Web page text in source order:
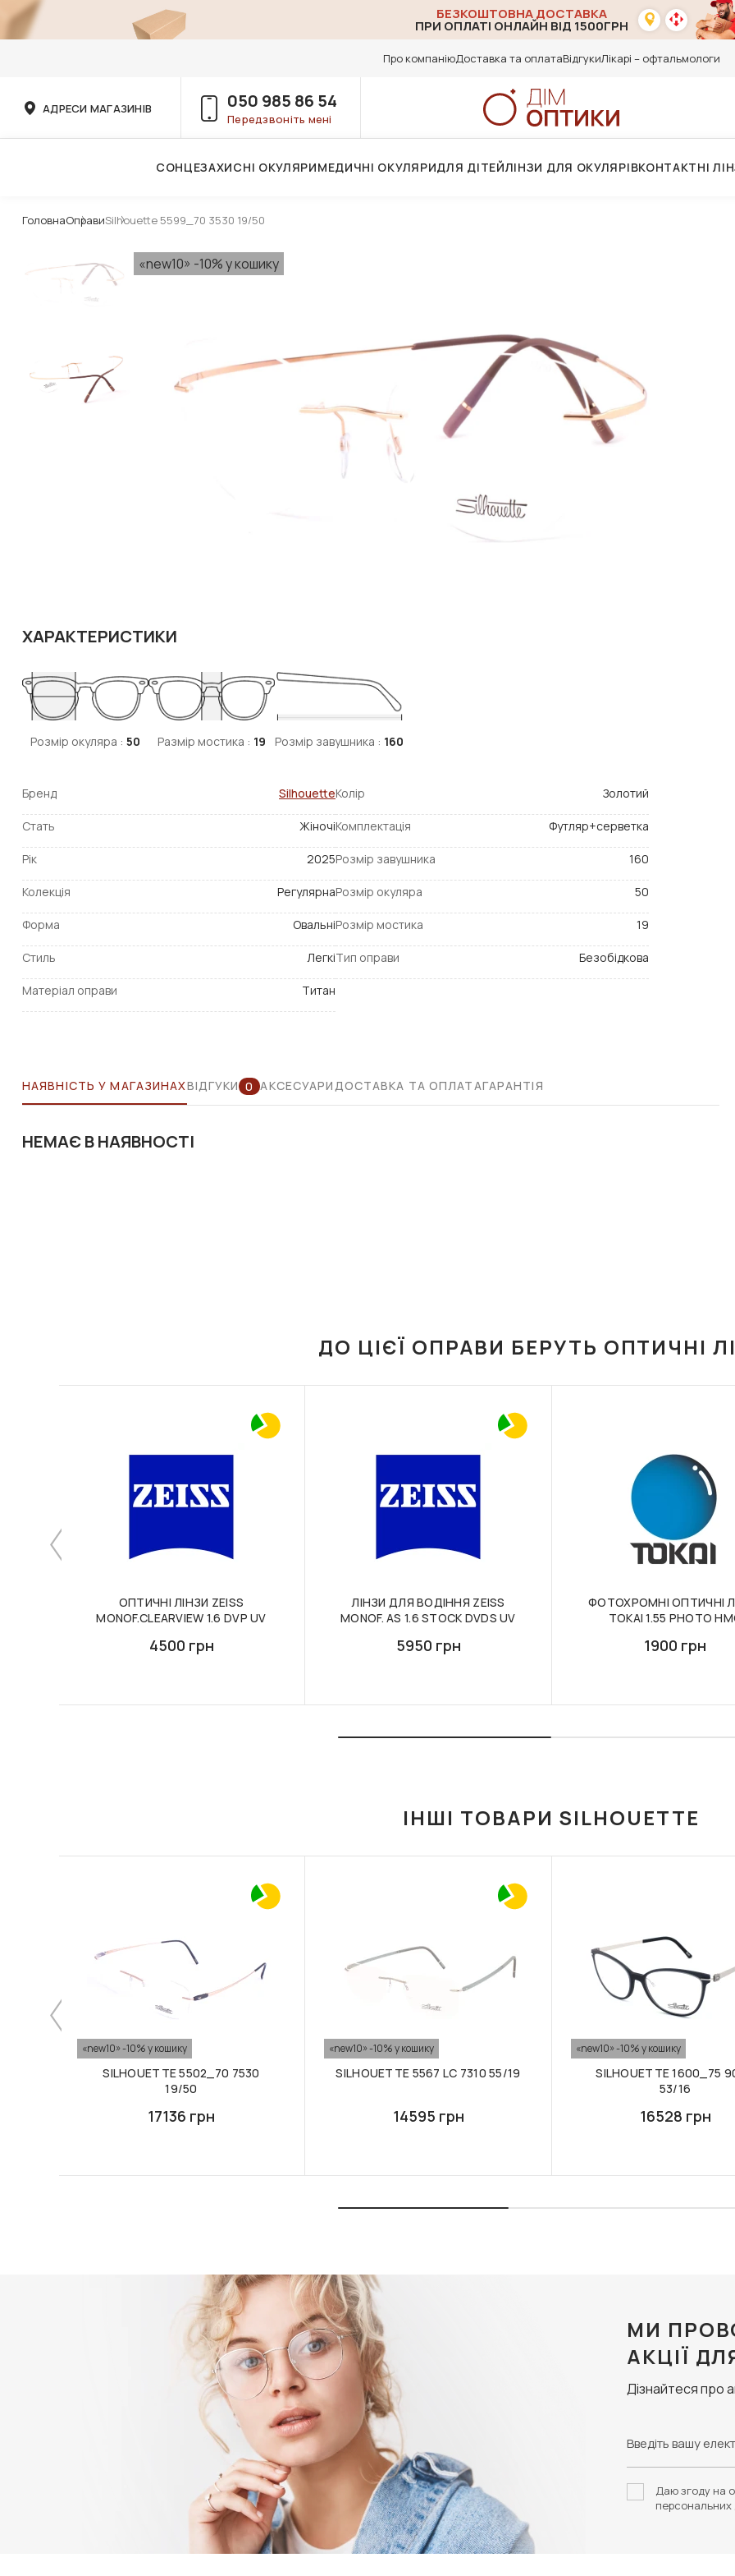
БЕЗКОШТОВНА ДОСТАВКА
ПРИ ОПЛАТІ ОНЛАЙН ВІД 1500ГРН
Про компаніюДоставка та оплатаВідгукиЛікарі – офтальмологи
АДРЕСИ МАГАЗИНІВ 050 985 86 54
Передзвоніть мені
СОНЦЕЗАХИСНІ ОКУЛЯРИМЕДИЧНІ ОКУЛЯРИДЛЯ ДІТЕЙЛІНЗИ ДЛЯ ОКУЛЯРІВКОНТАКТНІ
ГоловнаОправиSilhouette 5599_70 3530 19/50
«new10» -10% у кошику
ХАРАКТЕРИСТИКИ
Розмір окуляра : 50 Размір мостика : 19 Розмір завушника : 160
Бренд Silhouette
Стать Жіночі
Рік 2025
Колекція Регулярна
Форма Овальні
Стиль Легкі
Матеріал оправи Титан
Колір Золотий
Комплектація Футляр+серветка
Розмір завушника 160
Розмір окуляра 50
Розмір мостика 19
Тип оправи Безобідкова
НАЯВНІСТЬ У МАГАЗИНАХВІДГУКИ 0 АКСЕСУАРИДОСТАВКА ТА ОПЛАТАГАРАНТІЯ
НЕМАЄ В НАЯВНОСТІ
ДО ЦІЄЇ ОПРАВИ БЕРУТЬ ОПТИЧНІ
ОПТИЧНІ ЛІНЗИ ZEISS
MONOF.CLEARVIEW 1.6 DVP UV
4500 грн
ЛІНЗИ ДЛЯ ВОДІННЯ ZEISS
MONOF. AS 1.6 STOCK DVDS UV
5950 грн
ФОТОХРОМНІ ОПТИЧНІ
TOKAI 1.55 PHOTO
1900 грн
ІНШІ ТОВАРИ SILHOUETTE
«new10» -10% у кошику
SILHOUETTE 5502_70 7530
19/50
17136 грн
«new10» -10% у кошику
SILHOUETTE 5567 LС 7310 55/19
14595 грн
«new10» -10% у кошику
SILHOUETTE 1600_75
53/16
16528 грн
МИ
АКЦІЇ
Дізнайтеся про
Даю згоду на